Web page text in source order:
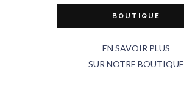
BOUTIQUE
EN SAVOIR PLUS
SUR NOTRE BOUTIQUE